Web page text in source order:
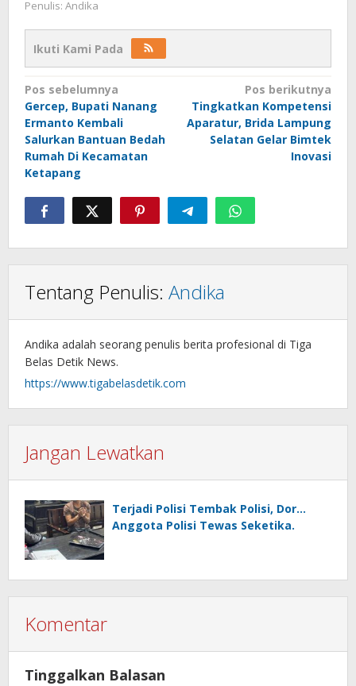
Penulis: Andika
Ikuti Kami Pada
Navigasi
pos
Pos sebelumnya
Gercep, Bupati Nanang
Ermanto Kembali
Salurkan Bantuan Bedah
Rumah Di Kecamatan
Ketapang
Pos berikutnya
Tingkatkan Kompetensi
Aparatur, Brida Lampung
Selatan Gelar Bimtek
Inovasi
Tentang Penulis: Andika
Andika adalah seorang penulis berita profesional di Tiga
Belas Detik News.
https://www.tigabelasdetik.com
Jangan Lewatkan
Terjadi Polisi Tembak Polisi, Dor…
Anggota Polisi Tewas Seketika.
Komentar
Tinggalkan Balasan